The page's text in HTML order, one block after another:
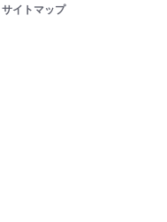
サイトマップ